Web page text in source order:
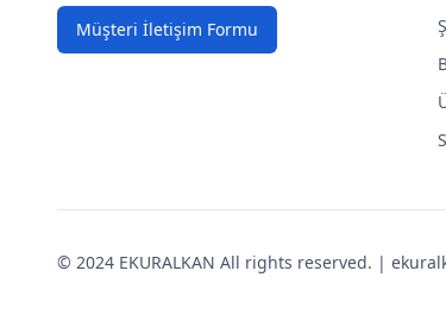
Müşteri İletişim Formu
© 2024 EKURALKAN All rights reserved. |